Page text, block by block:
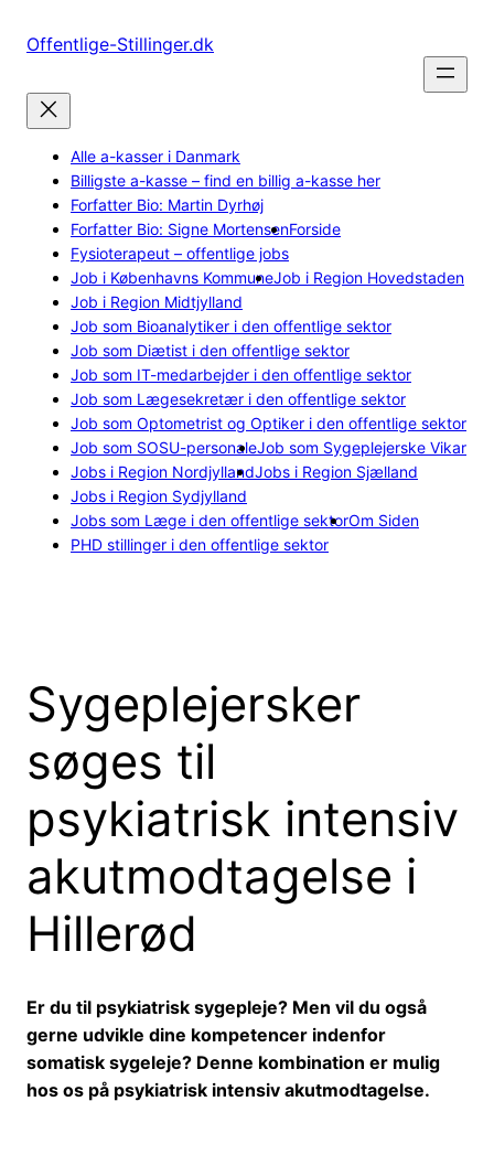
Offentlige-Stillinger.dk
Alle a-kasser i Danmark
Billigste a-kasse – find en billig a-kasse her
Forfatter Bio: Martin Dyrhøj
Forfatter Bio: Signe MortensenForside
Fysioterapeut – offentlige jobs
Job i Københavns KommuneJob i Region Hovedstaden
Job i Region Midtjylland
Job som Bioanalytiker i den offentlige sektor
Job som Diætist i den offentlige sektor
Job som IT-medarbejder i den offentlige sektor
Job som Lægesekretær i den offentlige sektor
Job som Optometrist og Optiker i den offentlige sektor
Job som SOSU-personaleJob som Sygeplejerske Vikar
Jobs i Region NordjyllandJobs i Region Sjælland
Jobs i Region Sydjylland
Jobs som Læge i den offentlige sektorOm Siden
PHD stillinger i den offentlige sektor
Sygeplejersker
søges til
psykiatrisk intensiv
akutmodtagelse i
Hillerød
Er du til psykiatrisk sygepleje? Men vil du også
gerne udvikle dine kompetencer indenfor
somatisk sygeleje? Denne kombination er mulig
hos os på psykiatrisk intensiv akutmodtagelse.